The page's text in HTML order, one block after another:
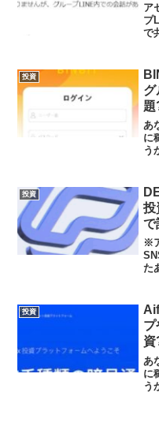
ア
プ
で
勧
の
投資
グ
題
ま
あ
に
う
で
と
投資
投
で
査
※
た
の
投資
プ
資
あ
に
う